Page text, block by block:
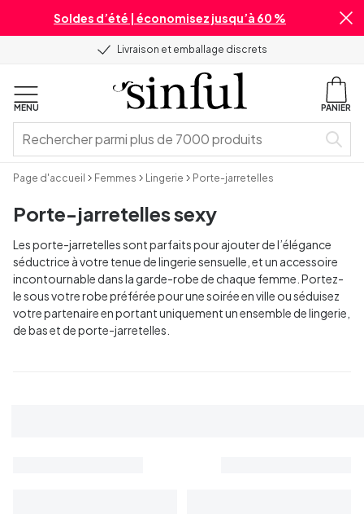
Soldes d’été | économisez jusqu’à 60 %
Livraison et emballage discrets
MENU PANIER
Page d'accueil Femmes Lingerie Porte-jarretelles
Porte-jarretelles sexy
Les porte-jarretelles sont parfaits pour ajouter de l’élégance
séductrice à votre tenue de lingerie sensuelle, et un accessoire
incontournable dans la garde-robe de chaque femme. Portez-
le sous votre robe préférée pour une soirée en ville ou séduisez
votre partenaire en portant uniquement un ensemble de lingerie,
de bas et de porte-jarretelles.